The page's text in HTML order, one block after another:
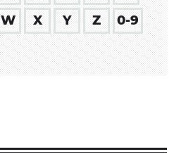
W X Y Z
0-9